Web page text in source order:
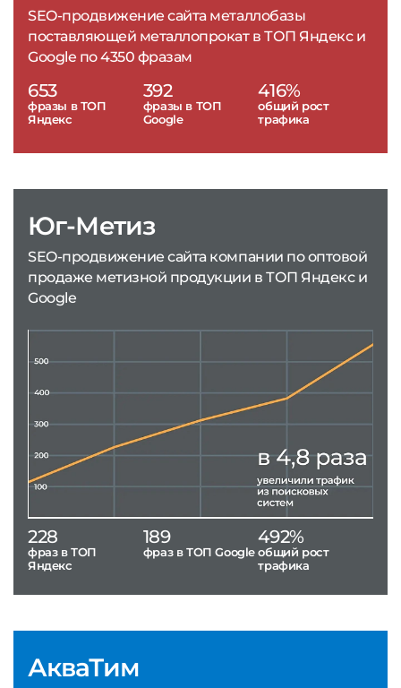
SEO-продвижение сайта металлобазы
поставляющей металлопрокат в ТОП Яндекс и
Google по 4350 фразам
653
фразы в ТОП
Яндекс
392
фразы в ТОП
Google
416%
общий рост
трафика
АкваТим
Юг-Метиз
SEO-продвижение сайта компании по оптовой
продаже метизной продукции в ТОП Яндекс и
Google
228
фраз в ТОП
Яндекс
189
фраз в ТОП Google
492%
общий рост
трафика